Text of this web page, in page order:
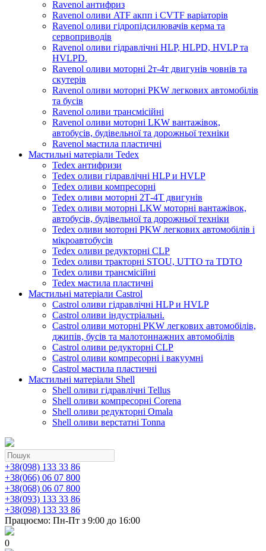
Ravenol антифриз
Ravenol оливи ATF акпп і CVTF варіаторів
Ravenol оливи гідропідсилювачів керма та
сервоприводів
Ravenol оливи гідравлічні HLP, HLPD, HVLP та
HVLPD.
Ravenol оливи моторні 2т-4т двигунів човнів та
скутерів
Ravenol оливи моторні PKW легкових автомобілів
та бусів
Ravenol оливи трансмісійні
Ravenol оливи моторні LKW вантажівок,
автобусів, будівельної та дорожньої техніки
Ravenol мастила пластичні
Мастильні матеріали Tedex
Tedex антифризи
Tedex оливи гідравлічні HLP и HVLP
Tedex оливи компресорні
Tedex оливи моторні 2Т-4Т двигунів
Tedex оливи моторні LKW моторні вантажівок,
автобусів, будівельної та дорожньої техніки
Tedex оливи моторні PKW легкових автомобілів і
мікроавтобусів
Tedex оливи редукторні CLP
Tedex оливи тракторні STOU, UTTO та TDTO
Tedex оливи трансмісійні
Tedex мастила пластичні
Мастильні матеріали Castrol
Castrol оливи гідравлічні HLP и HVLP
Castrol оливи індустріальні.
Castrol оливи моторні PKW легкових автомобілів,
джипів, бусів та малотоннажних автомобілів
Castrol оливи редукторні CLP
Castrol оливи компресорні і вакуумні
Castrol мастила пластичні
Мастильні матеріали Shell
Shell оливи гідравлічні Tellus
Shell оливи компресорні Corena
Shell оливи редукторні Omala
Shell оливи верстатні Tonna
+38(098) 133 33 86
+38(066) 06 07 800
+38(068) 06 07 800
+38(093) 133 33 86
+38(098) 133 33 86
Працюємо: Пн-Пт з 9:00 до 16:00
0